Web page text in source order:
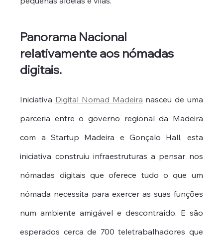
Panorama Nacional
relativamente aos nómadas
digitais.
Iniciativa Digital Nomad Madeira nasceu de uma
parceria entre o governo regional da Madeira
com a Startup Madeira e Gonçalo Hall, esta
iniciativa construiu infraestruturas a pensar nos
nómadas digitais que oferece tudo o que um
nómada necessita para exercer as suas funções
num ambiente amigável e descontraído. E são
esperados cerca de 700 teletrabalhadores que